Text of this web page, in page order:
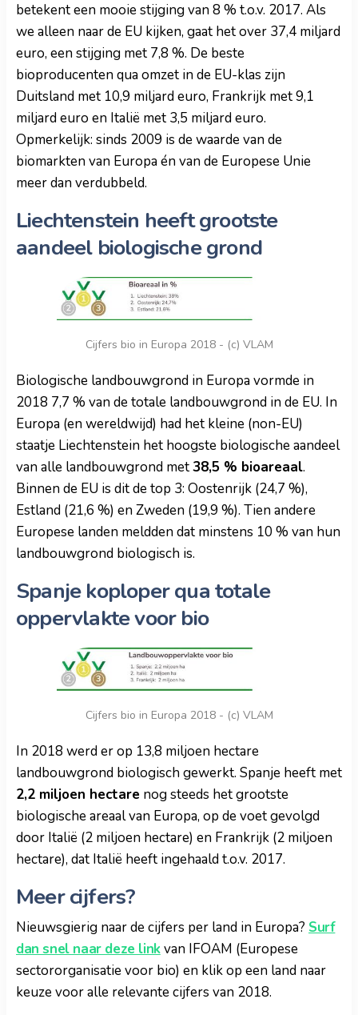
betekent een mooie stijging van 8 % t.o.v. 2017. Als
we alleen naar de EU kijken, gaat het over 37,4 miljard
euro, een stijging met 7,8 %. De beste
bioproducenten qua omzet in de EU-klas zijn
Duitsland met 10,9 miljard euro, Frankrijk met 9,1
miljard euro en Italië met 3,5 miljard euro.
Opmerkelijk: sinds 2009 is de waarde van de
biomarkten van Europa én van de Europese Unie
meer dan verdubbeld.
Liechtenstein heeft grootste
aandeel biologische grond
Cijfers bio in Europa 2018 - (c) VLAM
Biologische landbouwgrond in Europa vormde in
2018 7,7 % van de totale landbouwgrond in de EU. In
Europa (en wereldwijd) had het kleine (non-EU)
staatje Liechtenstein het hoogste biologische aandeel
van alle landbouwgrond met38,5 % bioareaal.
Binnen de EU is dit de top 3: Oostenrijk (24,7 %),
Estland (21,6 %) en Zweden (19,9 %). Tien andere
Europese landen meldden dat minstens 10 % van hun
landbouwgrond biologisch is.
Spanje koploper qua totale
oppervlakte voor bio
Cijfers bio in Europa 2018 - (c) VLAM
In 2018 werd er op 13,8 miljoen hectare
landbouwgrond biologisch gewerkt. Spanje heeft met
2,2 miljoen hectare nog steeds het grootste
biologische areaal van Europa, op de voet gevolgd
door Italië (2 miljoen hectare) en Frankrijk (2 miljoen
hectare), dat Italië heeft ingehaald t.o.v. 2017.
Meer cijfers?
Nieuwsgierig naar de cijfers per land in Europa? Surf
dan snel naar deze linkvan IFOAM (Europese
sectororganisatie voor bio) en klik op een land naar
keuze voor alle relevante cijfers van 2018.